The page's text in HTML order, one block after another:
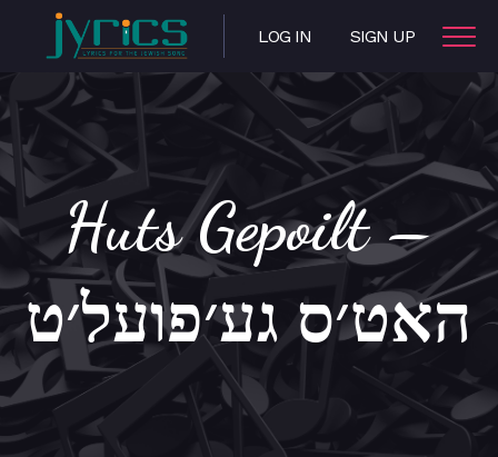
LOG IN SIGN UP
Huts Gepoilt –
האט׳ס גע׳פועל׳ט